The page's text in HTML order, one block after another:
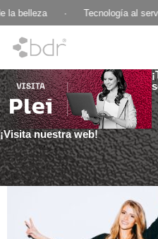
la belleza · Tecnología al
¡Visita nuestra web!